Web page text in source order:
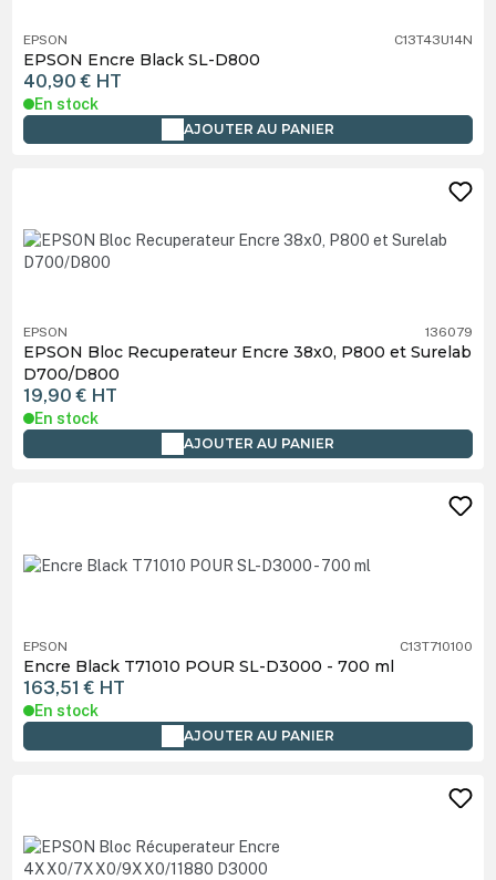
EPSON C13T43U14N
EPSON Encre Black SL-D800
40,90 € HT
En stock
AJOUTER AU PANIER
EPSON 136079
EPSON Bloc Recuperateur Encre 38x0, P800 et Surelab
D700/D800
19,90 € HT
En stock
AJOUTER AU PANIER
EPSON C13T710100
Encre Black T71010 POUR SL-D3000 - 700 ml
163,51 € HT
En stock
AJOUTER AU PANIER